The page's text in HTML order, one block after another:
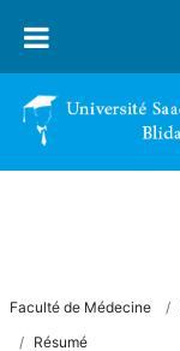
Faculté de Médecine
Résumé